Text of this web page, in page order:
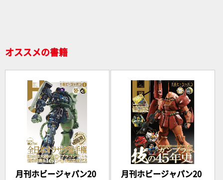
オススメの書籍
月刊ホビージャパン20
月刊ホビージャパン20